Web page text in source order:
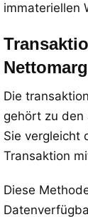
immateriellen
Die
gehört zu den
Sie vergleicht
Transaktion
Diese